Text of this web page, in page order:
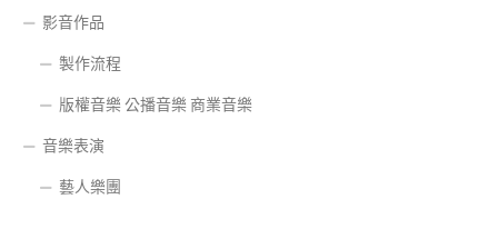
影音作品
製作流程
版權音樂 公播音樂 商業音樂
音樂表演
藝人樂團